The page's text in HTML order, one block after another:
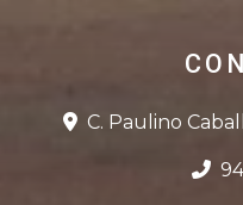
C. Paulino